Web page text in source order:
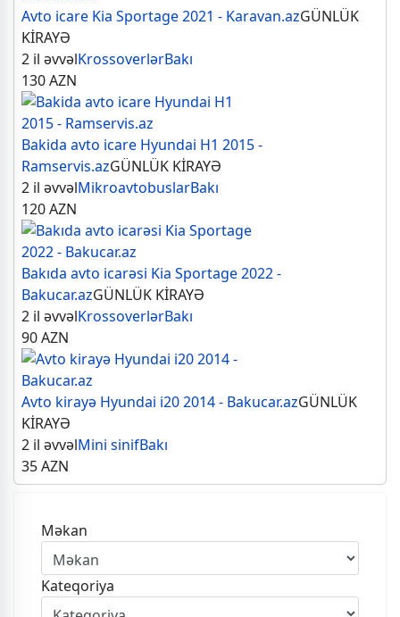
Avto icare Kia Sportage 2021 - Karavan.azGÜNLÜK
KİRAYƏ
2 il əvvəlKrossoverlərBakı
130AZN
Bakida avto icare Hyundai H1 2015 -
Ramservis.azGÜNLÜK KİRAYƏ
2 il əvvəlMikroavtobuslarBakı
120AZN
Bakıda avto icarəsi Kia Sportage 2022 -
Bakucar.azGÜNLÜK KİRAYƏ
2 il əvvəlKrossoverlərBakı
90AZN
Avto kirayə Hyundai i20 2014 - Bakucar.azGÜNLÜK
KİRAYƏ
2 il əvvəlMini sinifBakı
35AZN
Məkan
Kateqoriya